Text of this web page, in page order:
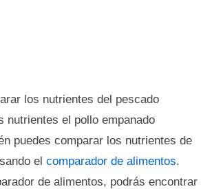
los nutrientes del pescado
nutrientes el pollo empanado
puedes comparar los nutrientes de
el comparador de alimentos.
de alimentos, podrás encontrar